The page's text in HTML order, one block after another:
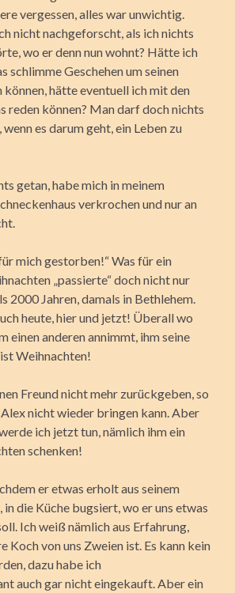
vergessen, alles war unwichtig.
nicht nachgeforscht, als ich nichts
wo er denn nun wohnt? Hätte ich
schlimme Geschehen um seinen
können, hätte eventuell ich mit den
reden können? Man darf doch nichts
es darum geht, ein Leben zu
getan, habe mich in meinem
verkrochen und nur an
mich gestorben!“ Was für ein
„passierte“ doch nicht nur
2000 Jahren, damals in Bethlehem.
heute, hier und jetzt! Überall wo
einen anderen annimmt, ihm seine
Weihnachten!
Freund nicht mehr zurückgeben, so
nicht wieder bringen kann. Aber
ich jetzt tun, nämlich ihm ein
schenken!
er etwas erholt aus seinem
die Küche bugsiert, wo er uns etwas
Ich weiß nämlich aus Erfahrung,
Koch von uns Zweien ist. Es kann kein
dazu habe ich
auch gar nicht eingekauft. Aber ein